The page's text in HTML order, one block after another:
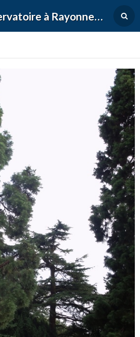
APEC Conservatoire à Rayonnement Régional de Versailles Grand Parc